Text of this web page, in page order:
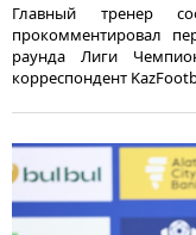
Главный тренер
прокомментировал
раунда Лиги
корреспондент